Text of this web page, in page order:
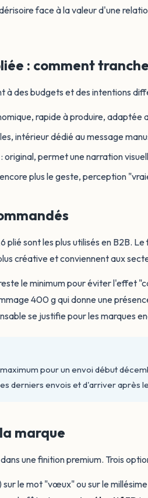
face à la valeur d'une
: comment
à des budgets et des intentions
rapide à produire, adaptée
intérieur dédié au message
original, permet une narration
plus le geste, perception
sont les plus utilisés en B2B.
créative et conviennent aux
le minimum pour éviter l'effet
400 g qui donne une
se justifie pour les marques
pour un envoi début
derniers envois et d'arriver après
marque
une finition premium. Trois
le mot "vœux" ou sur le